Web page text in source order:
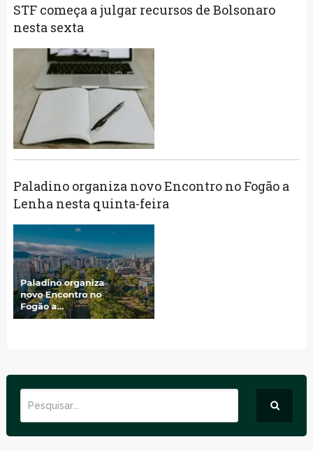
STF começa a julgar recursos de Bolsonaro
nesta sexta
Paladino organiza novo Encontro no Fogão a
Lenha nesta quinta-feira